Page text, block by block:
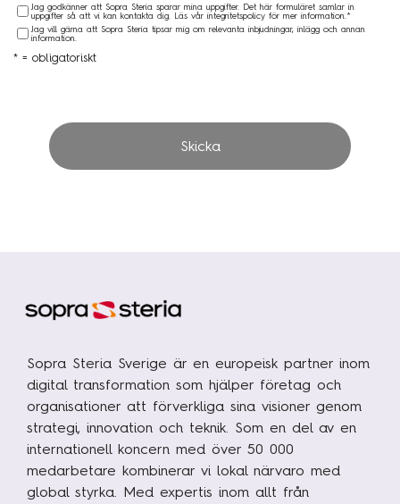
Jag godkänner att Sopra Steria sparar mina uppgifter. Det här formuläret samlar in
uppgifter så att vi kan kontakta dig. Läs vår integritetspolicy för mer information.*
Jag vill gärna att Sopra Steria tipsar mig om relevanta inbjudningar, inlägg och annan
information.
* = obligatoriskt
Skicka
Sopra Steria Sverige är en europeisk partner inom
digital transformation som hjälper företag och
organisationer att förverkliga sina visioner genom
strategi, innovation och teknik. Som en del av en
internationell koncern med över 50 000
medarbetare kombinerar vi lokal närvaro med
global styrka. Med expertis inom allt från